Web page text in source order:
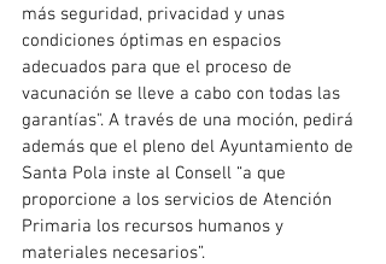
más seguridad, privacidad y unas
condiciones óptimas en espacios
adecuados para que el proceso de
vacunación se lleve a cabo con todas las
garantías". A través de una moción, pedirá
además que el pleno del Ayuntamiento de
Santa Pola inste al Consell “a que
proporcione a los servicios de Atención
Primaria los recursos humanos y
materiales necesarios”.